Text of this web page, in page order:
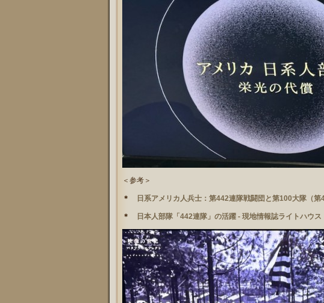
＜参考＞
＊ 日系アメリカ人兵士：第442連隊戦闘団と第100大隊（
＊ 日本人部隊「442連隊」の活躍 - 現地情報誌ライトハウス